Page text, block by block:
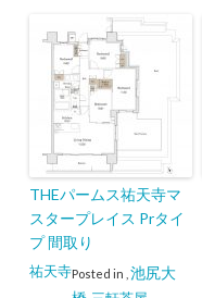
THEパームス祐天寺マ
スタープレイス Prタイ
プ 間取り
Posted in
祐天寺
池尻大